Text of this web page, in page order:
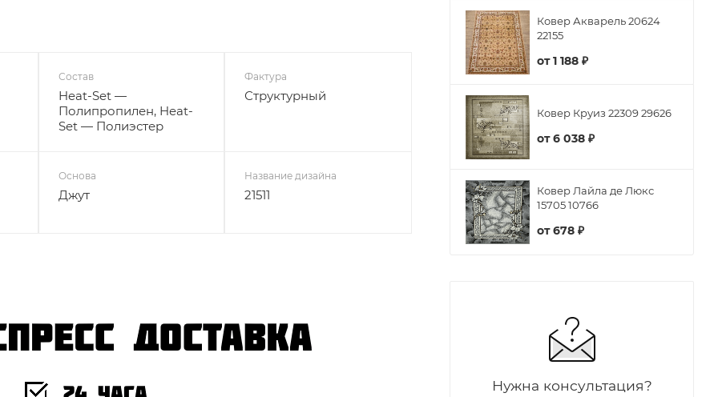
Состав
Heat-Set —
Полипропилен, Heat-
Set — Полиэстер
Фактура
Структурный
Основа
Джут
Название дизайна
21511
Ковер Акварель 20624
22155
от1 188 ₽
Ковер Круиз 22309 29626
от6 038 ₽
Ковер Лайла де Люкс
15705 10766
от678 ₽
Нужна консультация?